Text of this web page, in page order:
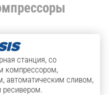
станция, со
компрессором,
автоматическим сливом,
ресивером.